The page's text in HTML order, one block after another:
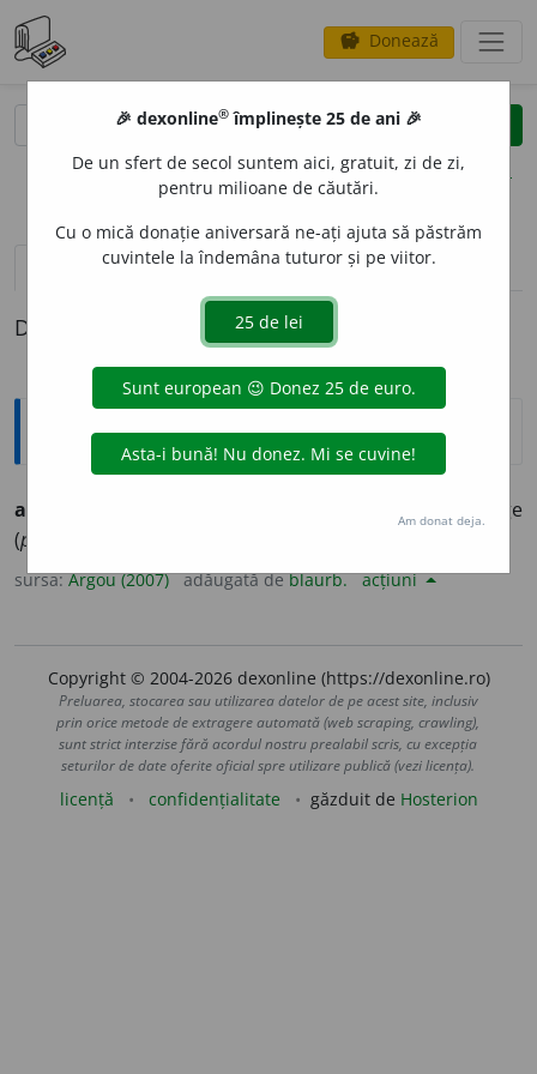
savings Donează
clear
opțiuni
definiții (1)
Definiția cu ID-ul 516963:
Argou
a-i face cuiva boiangerie
a umple de sânge
(pe cineva
sursa:Argou (2007) adăugată deblaurb. acțiuni
Copyright © 2004-2026 dexonline (https://dexonline.ro)
Preluarea, stocarea sau utilizarea datelor de pe acest site, inclusiv
prin orice metode de extragere automată (web scraping, crawling),
sunt strict interzise fără acordul nostru prealabil scris, cu excepția
seturilor de date oferite oficial spre utilizare publică (vezi licența).
licență confidențialitate găzduit de Hosterion
🎉 dexonline® împlinește 25 de ani 🎉
De un sfert de secol suntem aici, gratuit, zi de zi,
pentru milioane de căutări.
Cu o mică donație aniversară ne-ați ajuta să păstrăm
cuvintele la îndemâna tuturor și pe viitor.
Am donat deja.